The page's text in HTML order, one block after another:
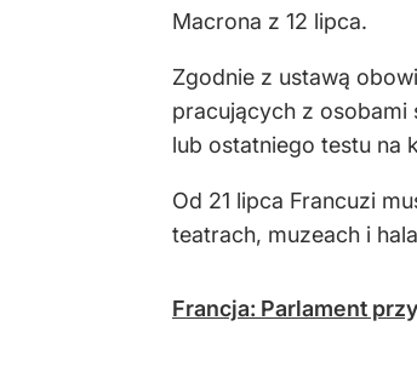
Macrona z 12 lipca.
Zgodnie z ustawą
pracujących z osobami
lub ostatniego testu na
Od 21 lipca Francuzi
teatrach, muzeach i
Francja: Parlament